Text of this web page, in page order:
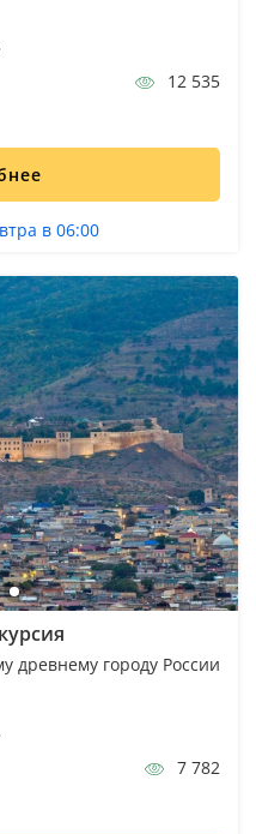
12 535
в 06:00
древнему городу России
7 782